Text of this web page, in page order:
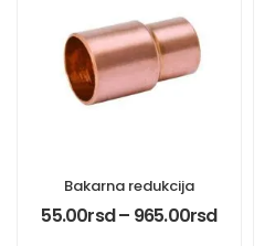
Bakarna redukcija
55.00rsd– 965.00rsd